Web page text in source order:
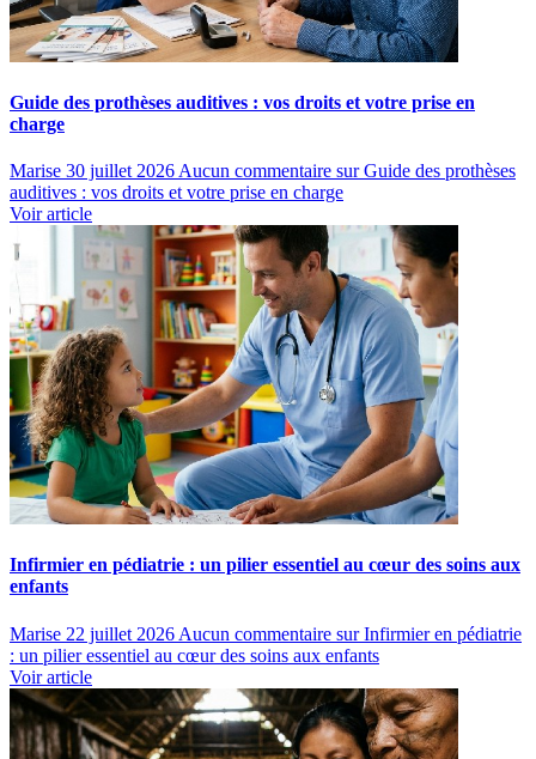
Guide des prothèses auditives : vos droits et votre prise en
charge
Marise 30 juillet 2026 Aucun commentaire sur Guide des prothèses
auditives : vos droits et votre prise en charge
Voir article
Infirmier en pédiatrie : un pilier essentiel au cœur des soins aux
enfants
Marise 22 juillet 2026 Aucun commentaire sur Infirmier en pédiatrie
: un pilier essentiel au cœur des soins aux enfants
Voir article